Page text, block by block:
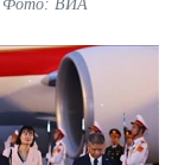
Фото: ВИА